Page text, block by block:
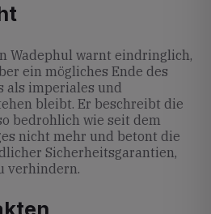
Wadephul warnt eindringlich,
ein mögliches Ende des
als imperiales und
bleibt. Er beschreibt die
bedrohlich wie seit dem
nicht mehr und betont die
Sicherheitsgarantien,
verhindern.